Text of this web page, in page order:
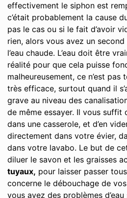
effectivement le siphon est
c’était probablement la cause
pas le cas ou si le fait d’avoir
rien, alors vous avez un
l’eau chaude. L’eau doit être
réalité pour que cela puisse
malheureusement, ce n’est
très efficace, surtout quand il
grave au niveau des
de même essayer. Il vous suffit
dans une casserole, et d’en
directement dans votre évier,
dans votre lavabo. Le but de
diluer le savon et les graisses
tuyaux, pour laisser passer
concerne le débouchage de
vous avez des problèmes